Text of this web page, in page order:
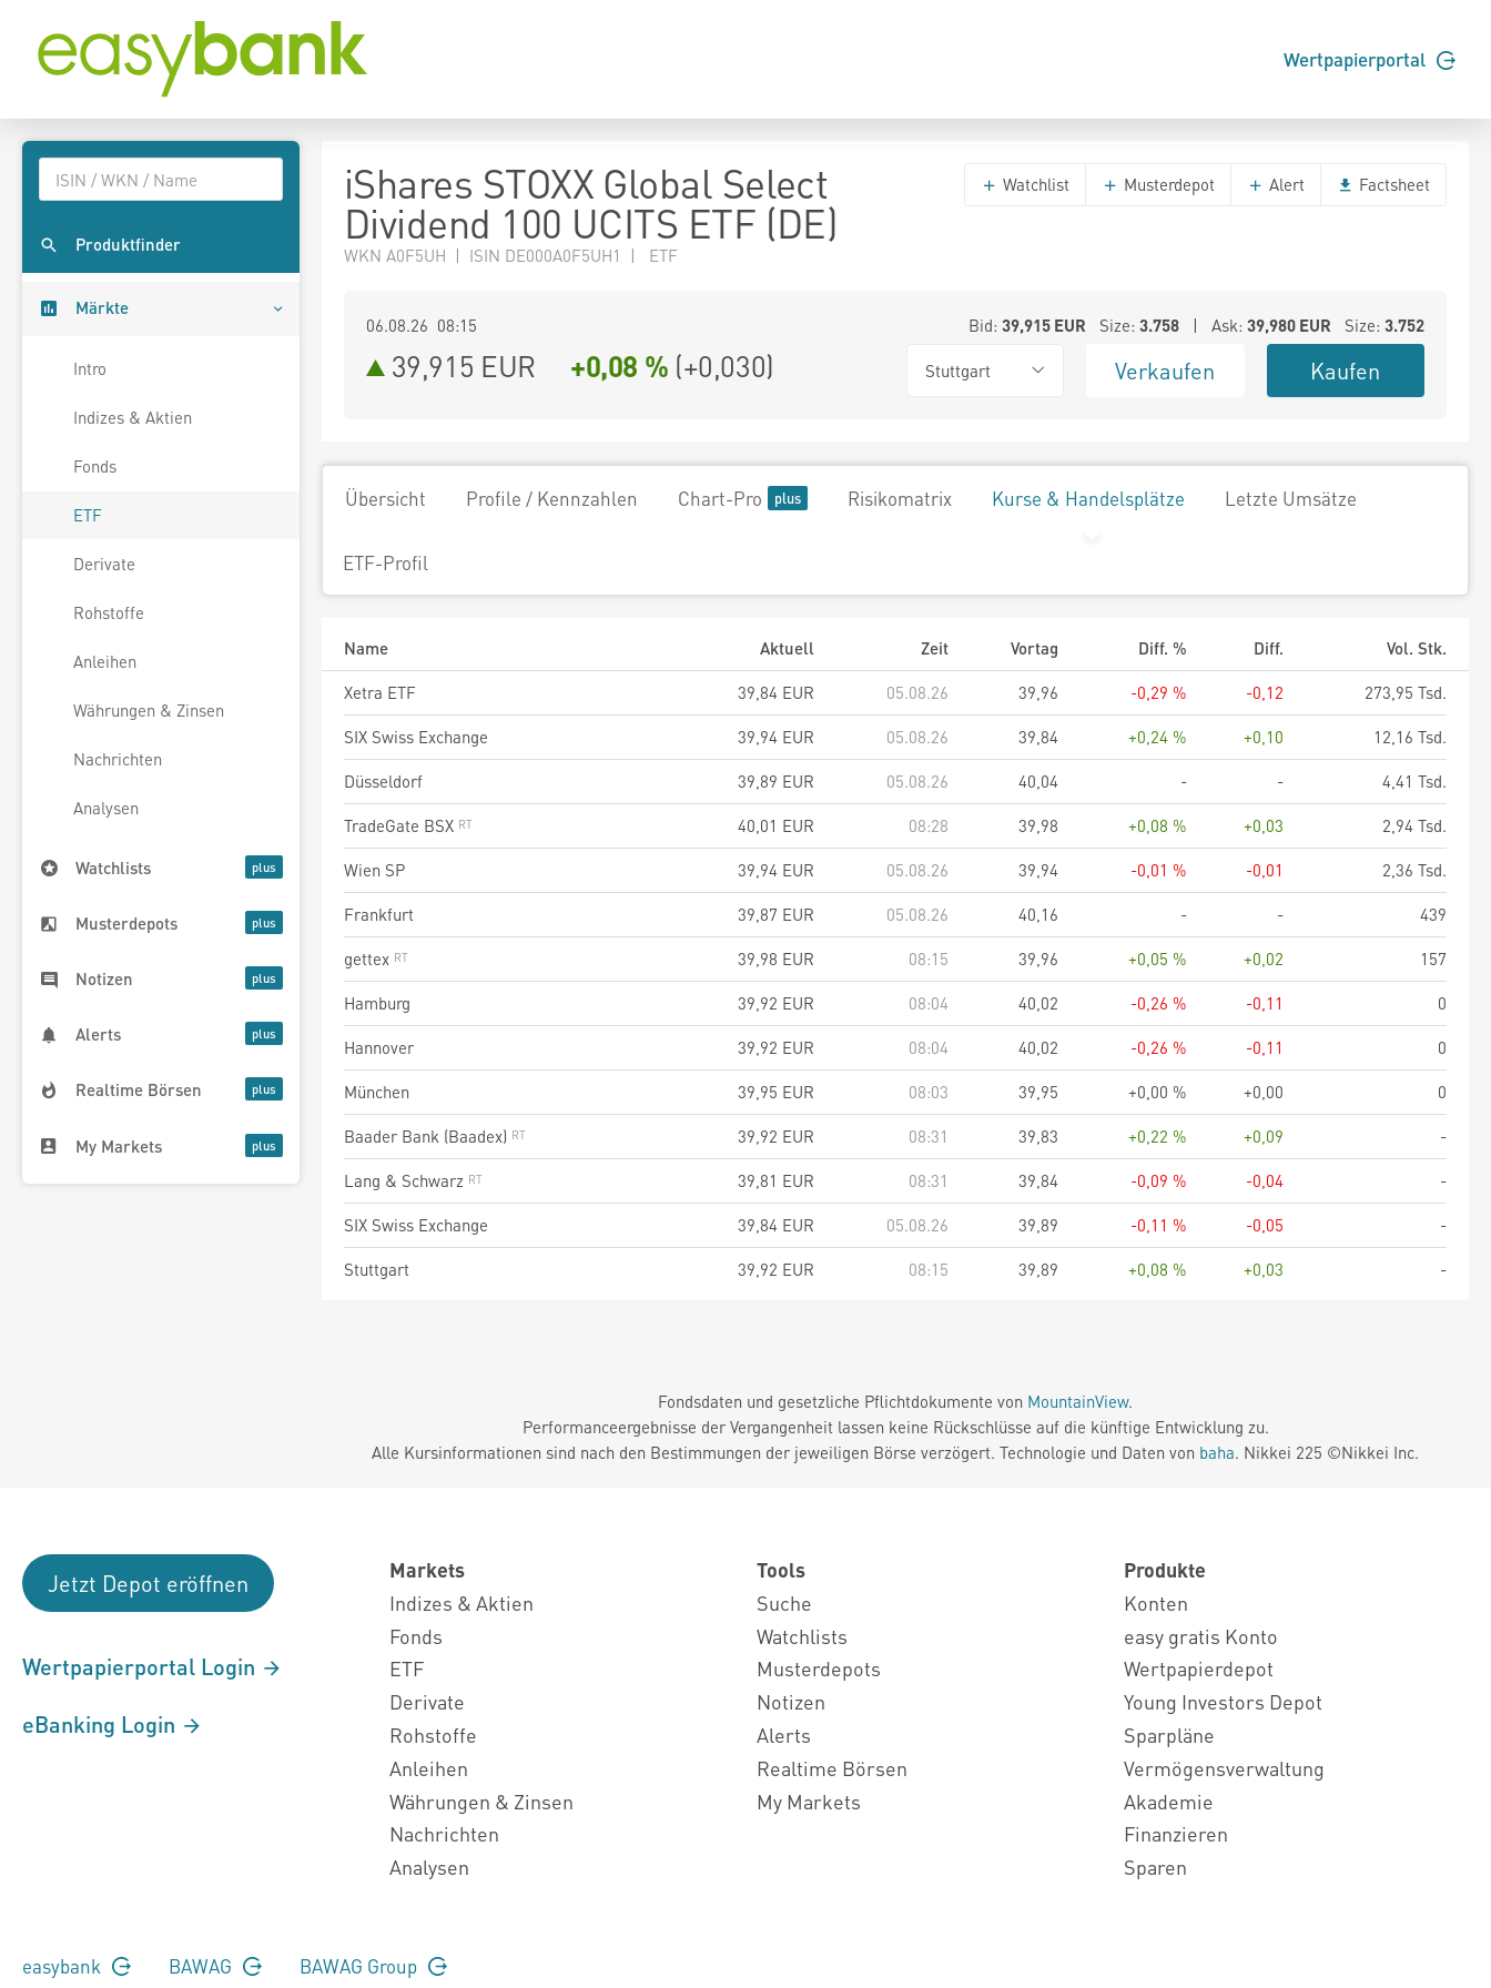
Wertpapierportal
Produktfinder
Märkte
Intro
Indizes & Aktien
Fonds
ETF
Derivate
Rohstoffe
Anleihen
Währungen & Zinsen
Nachrichten
Analysen
Watchlists
Musterdepots
Notizen
Alerts
Realtime Börsen
My Markets
iShares STOXX Global Select
Dividend 100 UCITS ETF (DE)
WKN A0F5UH | ISIN DE000A0F5UH1 | ETF
Watchlist Musterdepot Alert Factsheet
06.08.26 08:15 Bid: 39,915EUR Size: 3.758| Ask: 39,980EUR Size: 3.752
39,915 EUR +0,08 % (+0,030) Stuttgart Verkaufen Kaufen
Übersicht Profile / Kennzahlen Chart-Pro Risikomatrix Kurse & Handelsplätze Letzte Umsätze
ETF-Profil
Name Aktuell Zeit Vortag Diff. % Diff.
Vol. Stk.
Xetra ETF
39,84 EUR 05.08.26 39,96 -0,29 % -0,12
273,95 Tsd.
SIX Swiss Exchange
39,94 EUR 05.08.26 39,84 +0,24 % +0,10
12,16 Tsd.
Düsseldorf
39,89 EUR 05.08.26 40,04 - -
4,41 Tsd.
TradeGate BSX
40,01 EUR 08:28 39,98 +0,08 % +0,03
2,94 Tsd.
Wien SP
39,94 EUR 05.08.26 39,94 -0,01 % -0,01
2,36 Tsd.
Frankfurt
39,87 EUR 05.08.26 40,16 - -
439
gettex
39,98 EUR 08:15 39,96 +0,05 % +0,02
157
Hamburg
39,92 EUR 08:04 40,02 -0,26 % -0,11
0
Hannover
39,92 EUR 08:04 40,02 -0,26 % -0,11
0
München
39,95 EUR 08:03 39,95 +0,00 % +0,00
0
Baader Bank (Baadex)
39,92 EUR 08:31 39,83 +0,22 % +0,09
-
Lang & Schwarz
39,81 EUR 08:31 39,84 -0,09 % -0,04
-
SIX Swiss Exchange
39,84 EUR 05.08.26 39,89 -0,11 % -0,05
-
Stuttgart
39,92 EUR 08:15 39,89 +0,08 % +0,03 -
Fondsdaten und gesetzliche Pflichtdokumente von MountainView.
Performanceergebnisse der Vergangenheit lassen keine Rückschlüsse auf die künftige Entwicklung zu.
Alle Kursinformationen sind nach den Bestimmungen der jeweiligen Börse verzögert. Technologie und Daten von baha. Nikkei 225 ©Nikkei Inc.
Jetzt Depot eröffnen
Wertpapierportal Login
eBanking Login
Markets
Indizes & Aktien
Fonds
ETF
Derivate
Rohstoffe
Anleihen
Währungen & Zinsen
Nachrichten
Analysen
Tools
Suche
Watchlists
Musterdepots
Notizen
Alerts
Realtime Börsen
My Markets
Produkte
Konten
easy gratis Konto
Wertpapierdepot
Young Investors Depot
Sparpläne
Vermögensverwaltung
Akademie
Finanzieren
Sparen
easybank BAWAG BAWAG Group